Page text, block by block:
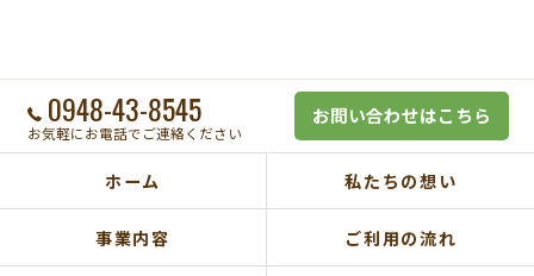
0948-43-8545
お気軽にお電話でご連絡ください
お問い合わせはこちら
ホーム 私たちの想い
事業内容 ご利用の流れ